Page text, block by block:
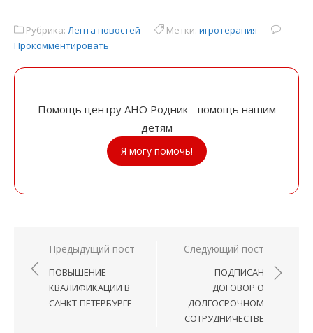
Рубрика: Лента новостей Метки: игротерапия
Прокомментировать
Помощь центру АНО Родник - помощь нашим
детям
Я могу помочь!
Навигация
по
записям
Предыдущий пост
ПОВЫШЕНИЕ
КВАЛИФИКАЦИИ В
САНКТ-ПЕТЕРБУРГЕ
Следующий пост
ПОДПИСАН
ДОГОВОР О
ДОЛГОСРОЧНОМ
СОТРУДНИЧЕСТВЕ